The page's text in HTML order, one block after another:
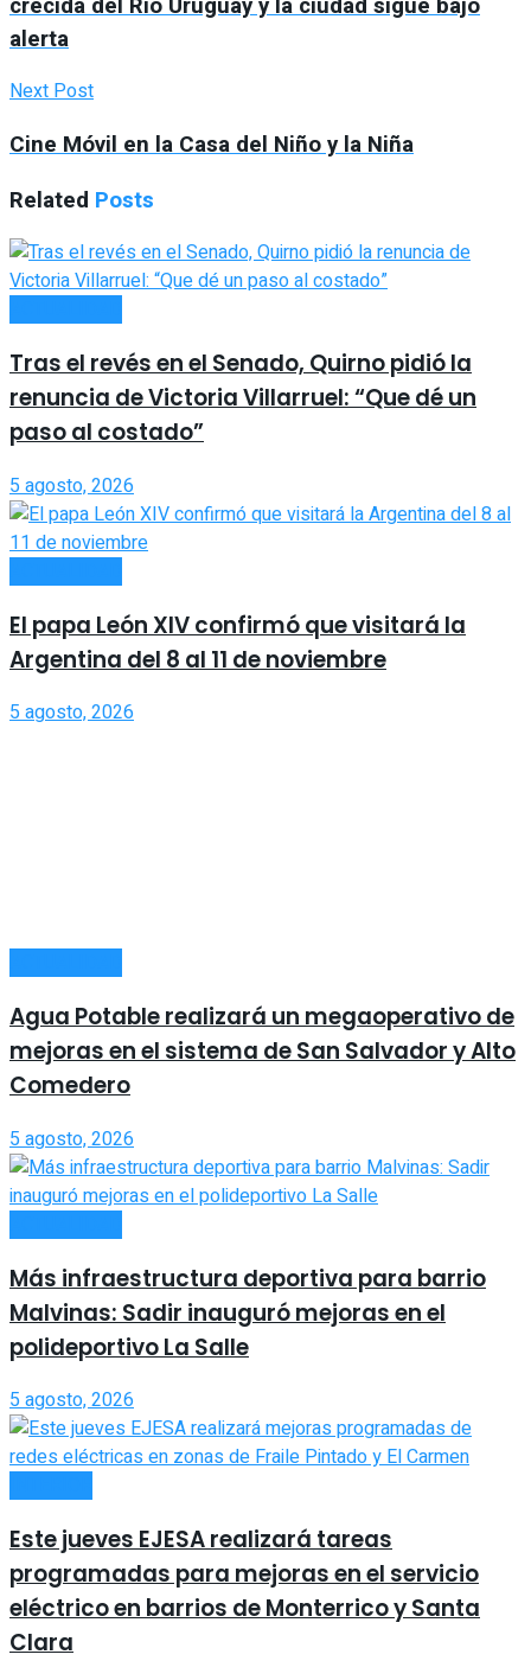
alerta
Next Post
Cine Móvil en la Casa del Niño y la Niña
Related Posts
Tras el revés en el Senado, Quirno pidió la
renuncia de Victoria Villarruel: “Que dé un
paso al costado”
5 agosto, 2026
El papa León XIV confirmó que visitará la
Argentina del 8 al 11 de noviembre
5 agosto, 2026
Agua Potable realizará un megaoperativo de
mejoras en el sistema de San Salvador y Alto
Comedero
5 agosto, 2026
Más infraestructura deportiva para barrio
Malvinas: Sadir inauguró mejoras en el
polideportivo La Salle
5 agosto, 2026
Este jueves EJESA realizará tareas
programadas para mejoras en el servicio
eléctrico en barrios de Monterrico y Santa
Clara